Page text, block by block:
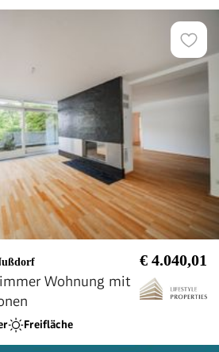
€ 4.040,01
Wohnung mit
Freifläche